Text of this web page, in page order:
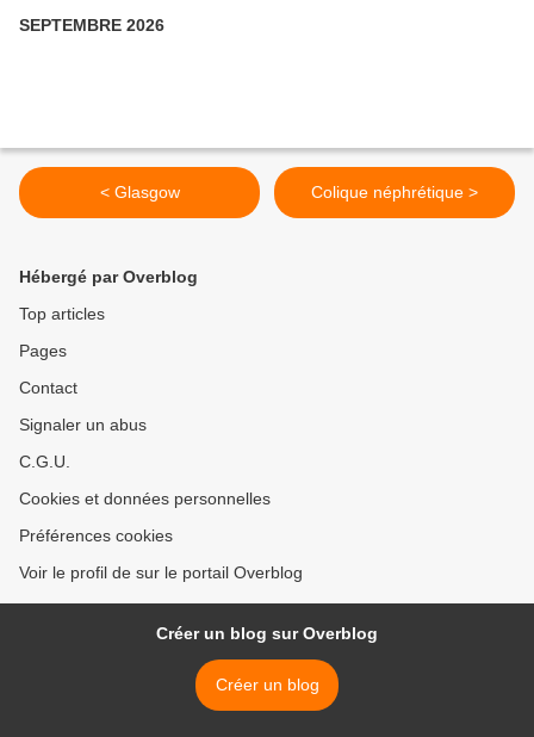
SEPTEMBRE 2026
< Glasgow Colique néphrétique >
Hébergé par Overblog
Top articles
Pages
Contact
Signaler un abus
C.G.U.
Cookies et données personnelles
Préférences cookies
Voir le profil de sur le portail Overblog
Créer un blog sur Overblog
Créer un blog